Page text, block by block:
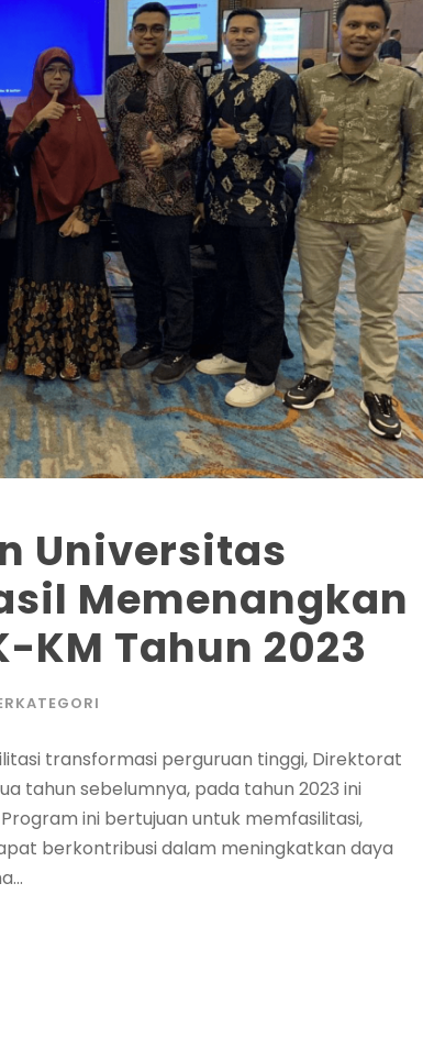
Universitas
Memenangkan
KM Tahun 2023
transformasi perguruan tinggi, Direktorat
tahun sebelumnya, pada tahun 2023 ini
ini bertujuan untuk memfasilitasi,
berkontribusi dalam meningkatkan daya